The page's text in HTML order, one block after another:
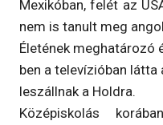
Mexikóban, felét az
nem is tanult meg
Életének meghatározó
ben a televízióban
leszállnak a Holdra.
Középiskolás